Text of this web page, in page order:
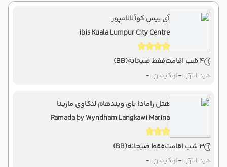
آی بیس کوآلالامپور
ibis Kuala Lumpur City Centre
4 شب اقامت فقط صبحانه(BB)
دید اتاق :-لوکیشن :-
هتل رامادا بای ویندهام لنکاوی مارینا
Ramada by Wyndham Langkawi Marina
3 شب اقامت فقط صبحانه(BB)
دید اتاق :-لوکیشن :-